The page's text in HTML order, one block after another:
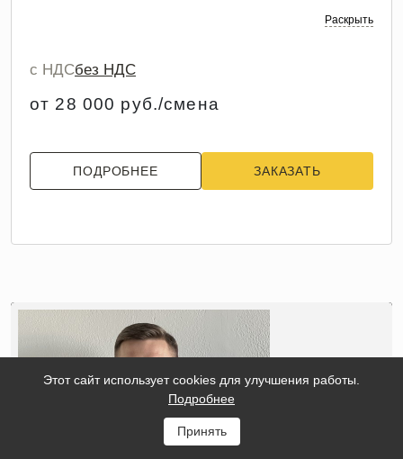
Раскрыть
с НДСбез НДС
от 28 000 руб./смена
ПОДРОБНЕЕ ЗАКАЗАТЬ
Этот сайт использует cookies для улучшения работы.
Подробнее
Принять